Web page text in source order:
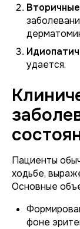
удается.
Пациенты
ходьбе,
Основные
фоне